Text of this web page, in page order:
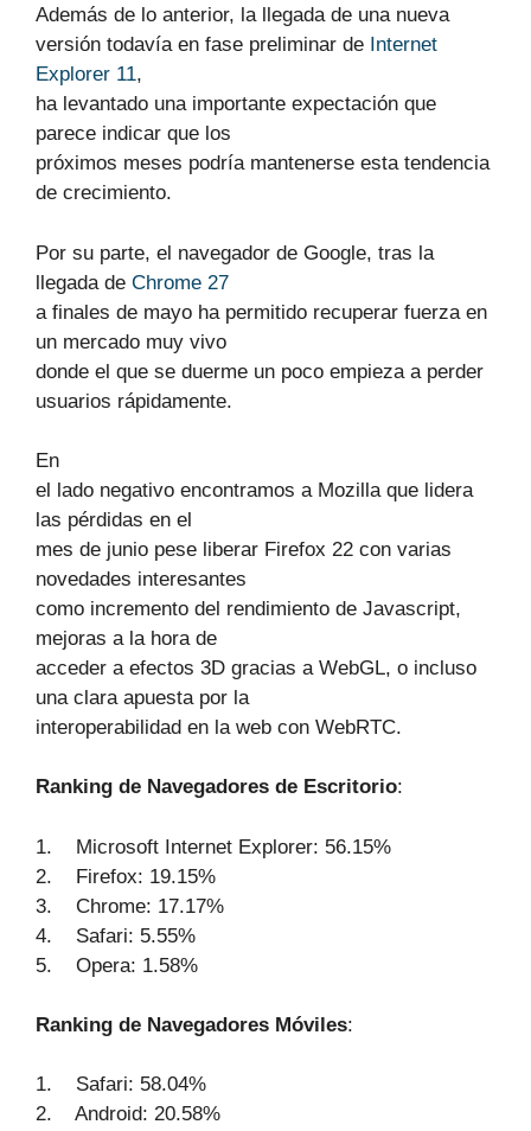
Además de lo anterior, la llegada de una nueva
versión todavía en fase preliminar de Internet
Explorer 11,
ha levantado una importante expectación que
parece indicar que los
próximos meses podría mantenerse esta tendencia
de crecimiento.
Por su parte, el navegador de Google, tras la
llegada de Chrome 27
a finales de mayo ha permitido recuperar fuerza en
un mercado muy vivo
donde el que se duerme un poco empieza a perder
usuarios rápidamente.
En
el lado negativo encontramos a Mozilla que lidera
las pérdidas en el
mes de junio pese liberar Firefox 22 con varias
novedades interesantes
como incremento del rendimiento de Javascript,
mejoras a la hora de
acceder a efectos 3D gracias a WebGL, o incluso
una clara apuesta por la
interoperabilidad en la web con WebRTC.
Ranking de Navegadores de Escritorio:
1. Microsoft Internet Explorer: 56.15%
2. Firefox: 19.15%
3. Chrome: 17.17%
4. Safari: 5.55%
5. Opera: 1.58%
Ranking de Navegadores Móviles:
1. Safari: 58.04%
2. Android: 20.58%